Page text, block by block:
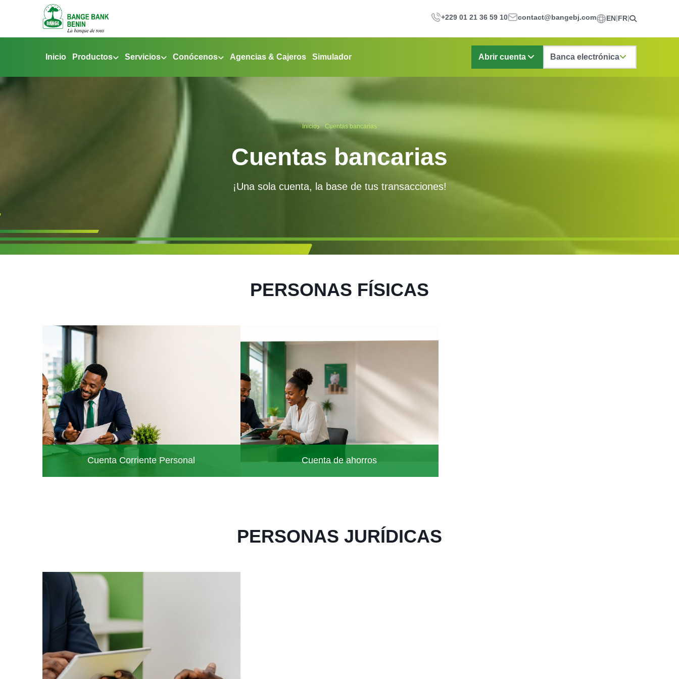
+229 01 21 36 59 10 contact@bangebj.com EN FR
Inicio Productos Servicios Conócenos Agencias & Cajeros Simulador Abrir cuenta Banca electrónica
Inicio Cuentas bancarias
Cuentas bancarias
¡Una sola cuenta, la base de tus transacciones!
PERSONAS FÍSICAS
Personal
Cuenta Corriente Personal
Cuenta de
Cuenta de ahorros
PERSONAS JURÍDICAS